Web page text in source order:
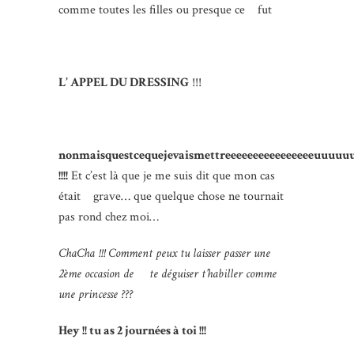
comme toutes les filles ou presque ce fut
L’ APPEL DU DRESSING !!!
!!!!Et c’est là que je me suis dit que mon cas
était grave… que quelque chose ne tournait
pas rond chez moi…
ChaCha !!! Comment peux tu laisser passer une
2ème occasion de te déguiser t’habiller comme
une princesse ???
Hey !! tu as 2 journées à toi !!!